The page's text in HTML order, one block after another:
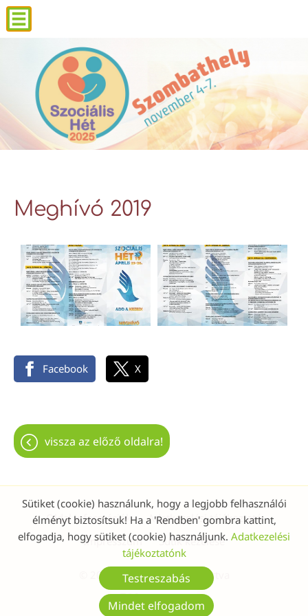
Meghívó 2019
Facebook X
vissza az előző oldalra!
© 2026 - Minden jog fenntartva
Oldal információk
Adatkezelési tájékoztató
Impresszum
Sütik kezelése
Mindet elfogadom
Testreszabás
Sütiket (cookie) használunk, hogy a legjobb felhasználói
élményt biztosítsuk! Ha a 'Rendben' gombra kattint,
elfogadja, hogy sütiket (cookie) használjunk. Adatkezelési
tájékoztatónk